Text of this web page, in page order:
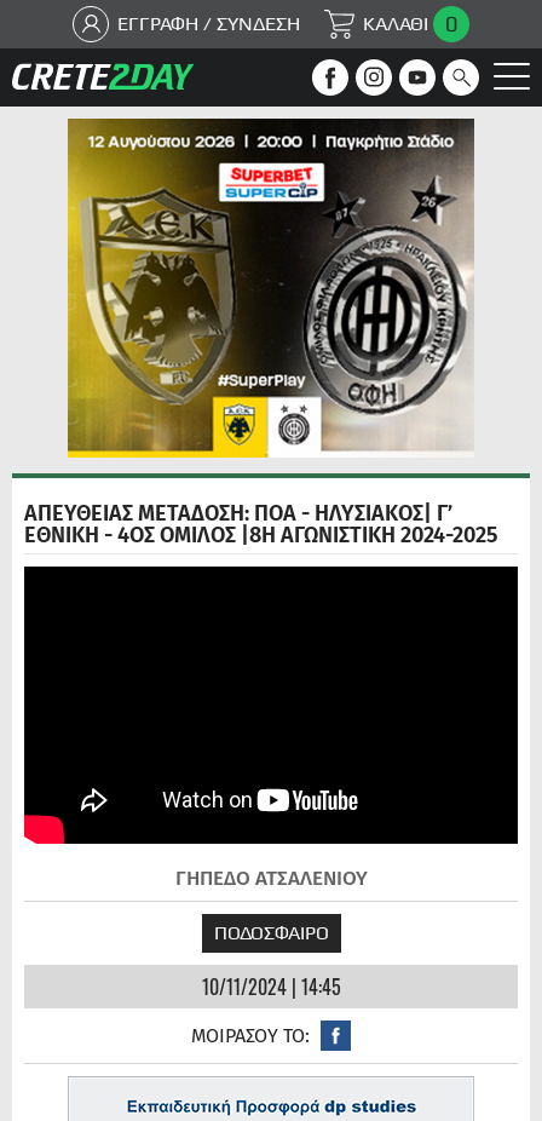
ΕΓΓΡΑΦΗ / ΣΥΝΔΕΣΗ ΚΑΛΑΘΙ 0
ΑΠΕΥΘΕΙΑΣ ΜΕΤΑΔΟΣΗ: ΠΟΑ - ΗΛΥΣΙΑΚΟΣ| Γ’
ΕΘΝΙΚΗ - 4ΟΣ ΟΜΙΛΟΣ |8Η ΑΓΩΝΙΣΤΙΚΗ 2024-2025
ΓΗΠΕΔΟ ΑΤΣΑΛΕΝΙΟΥ
ΠΟΔΟΣΦΑΙΡΟ
10/11/2024 | 14:45
ΜΟΙΡΑΣΟΥ ΤΟ: